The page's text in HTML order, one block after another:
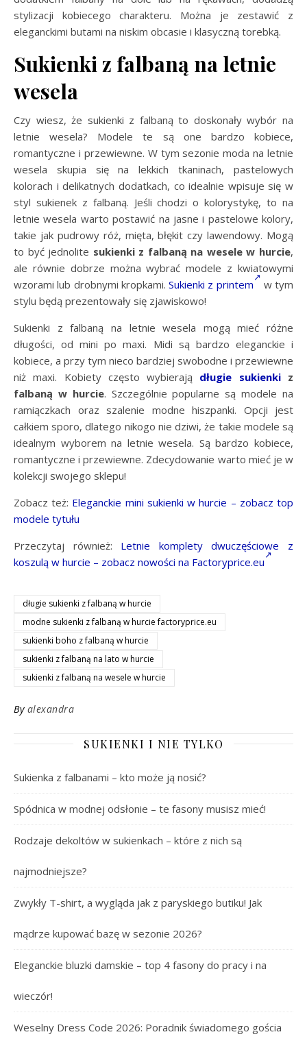
stylizacji kobiecego charakteru. Można je zestawić z
eleganckimi butami na niskim obcasie i klasyczną torebką.
Sukienki z falbaną na letnie
wesela
Czy wiesz, że sukienki z falbaną to doskonały wybór na
letnie wesela? Modele te są one bardzo kobiece,
romantyczne i przewiewne. W tym sezonie moda na letnie
wesela skupia się na lekkich tkaninach, pastelowych
kolorach i delikatnych dodatkach, co idealnie wpisuje się w
styl sukienek z falbaną. Jeśli chodzi o kolorystykę, to na
letnie wesela warto postawić na jasne i pastelowe kolory,
takie jak pudrowy róż, mięta, błękit czy lawendowy. Mogą
to być jednolite sukienki z falbaną na wesele w hurcie,
ale równie dobrze można wybrać modele z kwiatowymi
wzorami lub drobnymi kropkami. Sukienki z printem
w tym
stylu będą prezentowały się zjawiskowo!
Sukienki z falbaną na letnie wesela mogą mieć różne
długości, od mini po maxi. Midi są bardzo eleganckie i
kobiece, a przy tym nieco bardziej swobodne i przewiewne
niż maxi. Kobiety często wybierają długie sukienkiz
falbaną w hurcie. Szczególnie popularne są modele na
ramiączkach oraz szalenie modne hiszpanki. Opcji jest
całkiem sporo, dlatego nikogo nie dziwi, że takie modele są
idealnym wyborem na letnie wesela. Są bardzo kobiece,
romantyczne i przewiewne. Zdecydowanie warto mieć je w
kolekcji swojego sklepu!
Zobacz też: Eleganckie mini sukienki w hurcie – zobacz top
modele tytułu
Przeczytaj również: Letnie komplety dwuczęściowe z
koszulą w hurcie – zobacz nowości na Factoryprice.eu
długie sukienki z falbaną w hurcie
modne sukienki z falbaną w hurcie factoryprice.eu
sukienki boho z falbaną w hurcie
sukienki z falbaną na lato w hurcie
sukienki z falbaną na wesele w hurcie
By alexandra
SUKIENKI I NIE TYLKO
Sukienka z falbanami – kto może ją nosić?
Spódnica w modnej odsłonie – te fasony musisz mieć!
Rodzaje dekoltów w sukienkach – które z nich są
najmodniejsze?
Zwykły T-shirt, a wygląda jak z paryskiego butiku! Jak
mądrze kupować bazę w sezonie 2026?
Eleganckie bluzki damskie – top 4 fasony do pracy i na
wieczór!
Weselny Dress Code 2026: Poradnik świadomego gościa